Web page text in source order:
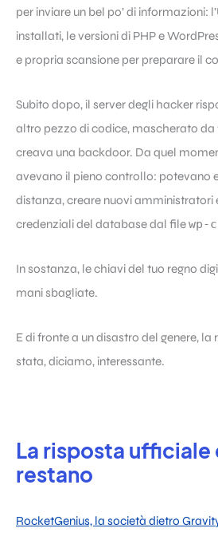
per inviare un bel po’ di informazioni:
installati, le versioni di PHP e
e propria scansione per preparare il
Subito dopo, il server degli hacker
altro pezzo di codice, mascherato da
creava una backdoor. Da quel
avevano il pieno controllo: potevano
distanza, creare nuovi amministratori
credenziali del database dal filewp-
In sostanza, le chiavi del tuo regno
mani sbagliate.
E di fronte a un disastro del genere, la
stata, diciamo, interessante.
La risposta ufficiale
restano
RocketGenius, la società dietro